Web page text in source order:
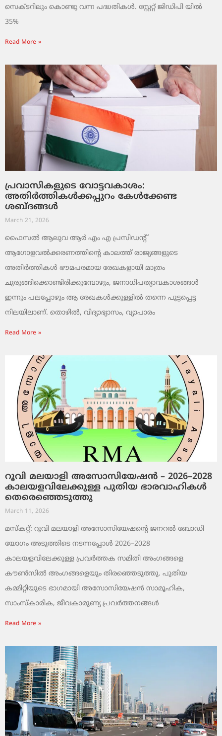
സെക്ടറിലും കൊണ്ടു വന്ന പദ്ധതികൾ. സ്റ്റേറ്റ് ജിഡിപി യിൽ
35%
Read More »
പ്രവാസികളുടെ വോട്ടവകാശം:
അതിർത്തികൾക്കപ്പുറം കേൾക്കേണ്ട
ശബ്ദങ്ങൾ
March 21, 2026
ഫൈസൽ ആലുവ ആർ എം എ പ്രസിഡന്റ്
ആഗോളവൽക്കരണത്തിന്റെ കാലത്ത് രാജ്യങ്ങളുടെ
അതിർത്തികൾ ഭൗമപരമായ രേഖകളായി മാത്രം
ചുരുങ്ങിക്കൊണ്ടിരിക്കുമ്പോഴും, ജനാധിപത്യാവകാശങ്ങൾ
ഇന്നും പലപ്പോഴും ആ രേഖകൾക്കുള്ളിൽ തന്നെ പൂട്ടപ്പെട്ട
നിലയിലാണ്. തൊഴിൽ, വിദ്യാഭ്യാസം, വ്യാപാരം
Read More »
റൂവി മലയാളി അസോസിയേഷൻ – 2026–2028
കാലയളവിലേക്കുള്ള പുതിയ ഭാരവാഹികൾ
തെരെഞ്ഞെടുത്തു
March 11, 2026
മസ്കറ്റ്: റൂവി മലയാളി അസോസിയേഷന്റെ ജനറൽ ബോഡി
യോഗം അടുത്തിടെ നടന്നപ്പോൾ 2026–2028
കാലയളവിലേക്കുള്ള പ്രവർത്തക സമിതി അംഗങ്ങളെ
കൗൺസിൽ അംഗങ്ങളെയും തിരഞ്ഞെടുത്തു. പുതിയ
കമ്മിറ്റിയുടെ ഭാഗമായി അസോസിയേഷൻ സാമൂഹിക,
സാംസ്‌കാരിക, ജീവകാരുണ്യ പ്രവർത്തനങ്ങൾ
Read More »